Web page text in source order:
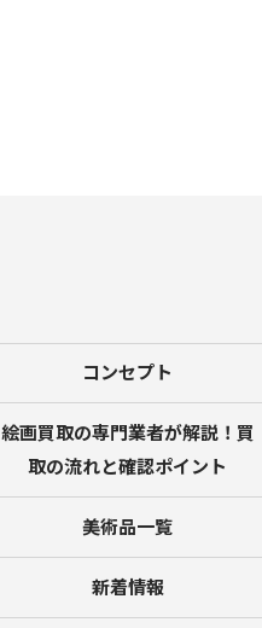
コンセプト
絵画買取の専門業者が解説！買
取の流れと確認ポイント
美術品一覧
新着情報